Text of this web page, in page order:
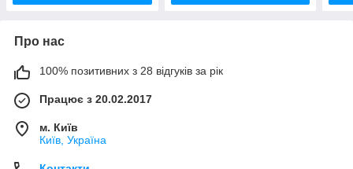
Про нас
100% позитивних з 28 відгуків за рік
Працює з 20.02.2017
м. Київ
Київ, Україна